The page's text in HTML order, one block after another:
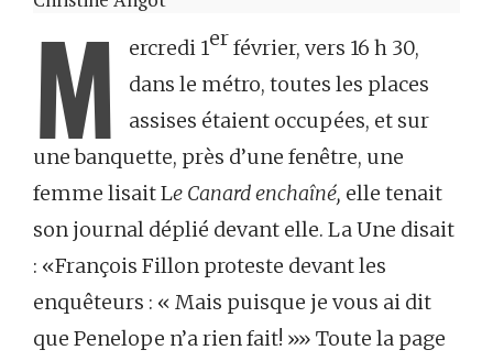
M ercredi 1erfévrier, vers 16 h 30,
dans le métro, toutes les places
assises étaient occupées, et sur
une banquette, près d’une fenêtre, une
femme lisait Le Canard enchaîné, elle tenait
son journal déplié devant elle. La Une disait
: «François Fillon proteste devant les
enquêteurs : « Mais puisque je vous ai dit
que Penelope n’a rien fait! »» Toute la page